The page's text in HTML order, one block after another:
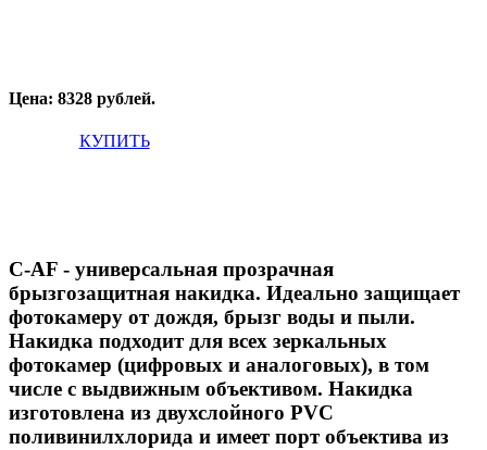
Цена: 8328 рублей.
КУПИТЬ
C-AF - универсальная прозрачная
брызгозащитная накидка. Идеально защищает
фотокамеру от дождя, брызг воды и пыли.
Накидка подходит для всех зеркальных
фотокамер (цифровых и аналоговых), в том
числе с выдвижным объективом. Накидка
изготовлена из двухслойного PVC
поливинилхлорида и имеет порт объектива из